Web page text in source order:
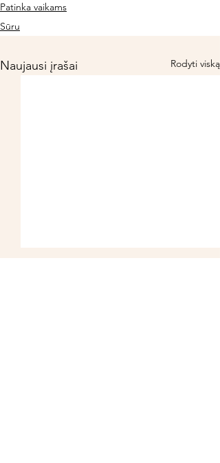
Patinka vaikams
Sūru
Naujausi įrašai Rodyti viską